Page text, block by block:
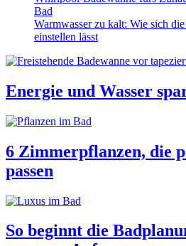
Bad
Warmwasser zu kalt: Wie sich
einstellen lässt
Energie und Wasser
6 Zimmerpflanzen, die
passen
So beginnt die